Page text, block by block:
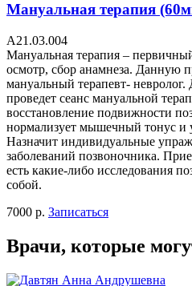
Мануальная терапия
A21.03.004
Мануальная терапия –
осмотр, сбор анамнеза. Данную
мануальный терапевт-
проведет сеанс мануальной
восстановление подвижности
нормализует мышечный тонус
Назначит индивидуальные
заболеваний позвоночника.
есть какие-либо исследования
собой.
7000 р. Записаться
Врачи, которые